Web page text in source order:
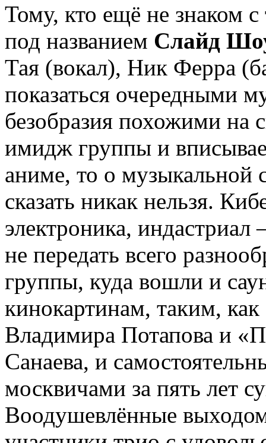
Тому, кто ещё не знаком
под названием Слайд
Тая (вокал), Ник Ферра
показаться очередными
безобразия похожими на
имидж группы и
аниме, то о музыкальной
сказать никак нельзя.
электроника,
не передать всего
группы, куда вошли и
кинокартинам, таким,
Владимира Потапова и
Санаева, и
москвичами за пять лет
Воодушевлённые выходом